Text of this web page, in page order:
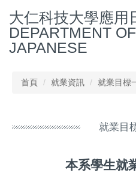
到
要
大仁科技大學應用
DEPARTMENT
JAPANESE
首頁 就業資訊 就業目標
就業目
本系學生就